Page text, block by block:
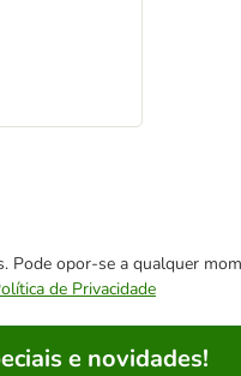
opor-se a qualquer
de Privacidade
e novidades!